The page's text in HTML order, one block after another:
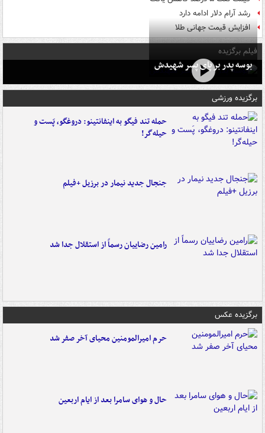
رشد آرام دلار ادامه دارد
افزایش قیمت جهانی طلا
فیلم برگزیده
بوسه‌ پدر بر پای پسر شهیدش
برگزیده ورزشی
حمله تند فیگو به اینفانتینو: دروغگو، پَست‌ و
حیله‌گر!
جنجال جدید نیمار در برزیل +فیلم
رامین رضاییان رسماً از استقلال جدا شد
برگزیده عکس
حرم امیرالمومنین محیای آخر صفر شد
حال و هوای سامرا بعد از ایام اربعین